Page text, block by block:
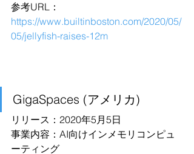
参考URL：
https://www.builtinboston.com/2020/05/
05/jellyfish-raises-12m
GigaSpaces (アメリカ)
リリース：2020年5月5日
事業内容：AI向けインメモリコンピュ
ーティング